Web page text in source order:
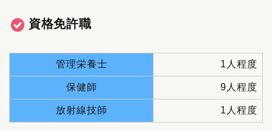
資格免許職
管理栄養士 1人程度
保健師 9人程度
放射線技師 1人程度